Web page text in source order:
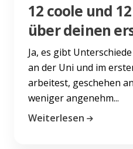
12 coole und
über deinen
Ja, es gibt
an der Uni und im
arbeitest, geschehen
weniger angenehm...
Weiterlesen